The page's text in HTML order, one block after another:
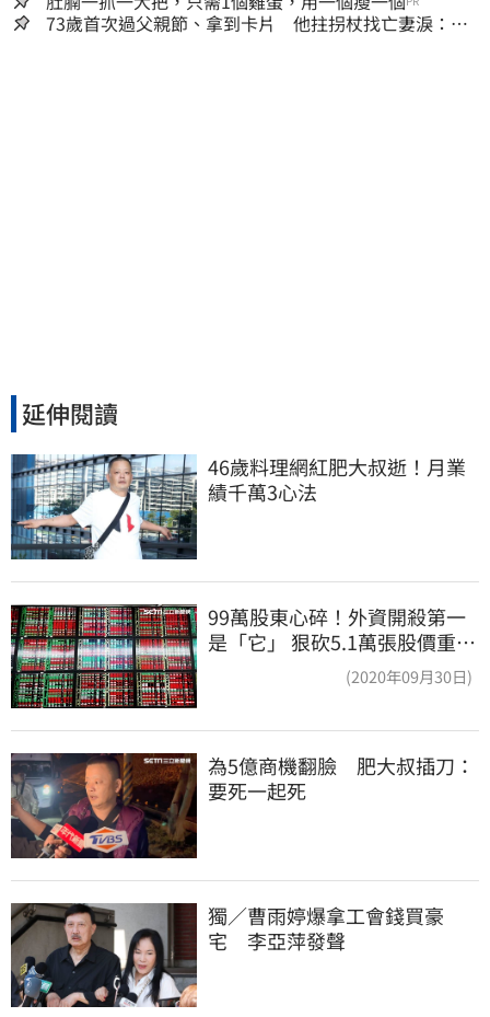
73歲首次過父親節、拿到卡片 他拄拐杖找亡妻淚：今
延伸閱讀
46歲料理網紅肥大叔逝！月業
績千萬3心法
99萬股東心碎！外資開殺第一
是「它」 狠砍5.1萬張股價重挫
(2020年09月30日)
為5億商機翻臉　肥大叔插刀：
要死一起死
獨／曹雨婷爆拿工會錢買豪
宅　李亞萍發聲